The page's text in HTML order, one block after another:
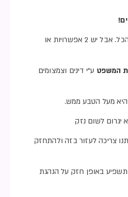
הקב”ה תמיד מחייה את הכל. אבל יש 2 אפשרויות או
המשפט ע”י דינים וצמצומים
מעל הטבע ממש.
יגרום לשום נזק
צריכה לעזור בזה ולהתחזק
באופן חזק על הנהגת